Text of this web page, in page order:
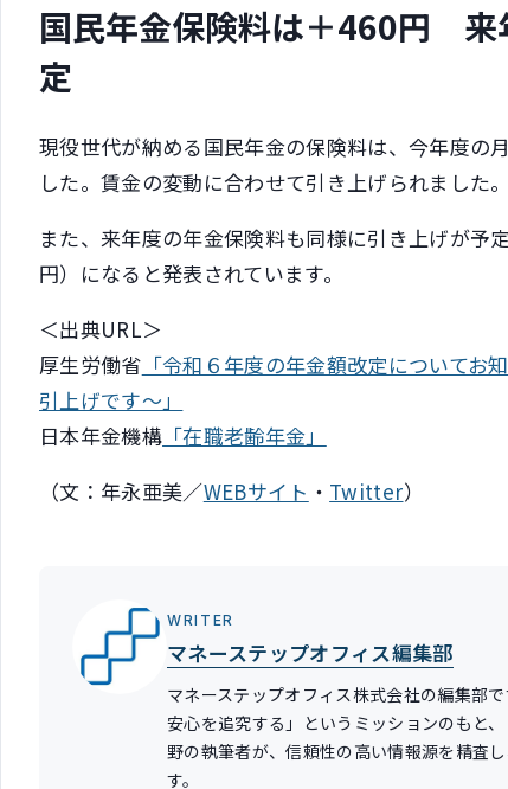
国民年金保険料は＋460円 来
定
現役世代が納める国民年金の保険料は、今年度の
した。賃金の変動に合わせて引き上げられました。
また、来年度の年金保険料も同様に引き上げが予
円）になると発表されています。
＜出典URL＞
厚生労働省 「令和６年度の年金額改定について
引上げです～」
日本年金機構 「在職老齢年金」
（文：年永亜美／WEBサイト ・ Twitter）
WRITER
マネーステップオフィス編集部
マネーステップオフィス株式会社の編集部
安心を追究する」というミッションのもと
野の執筆者が、信頼性の高い情報源を精査
す。